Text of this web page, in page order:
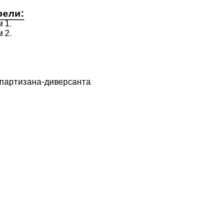
1.
2.
диверсанта